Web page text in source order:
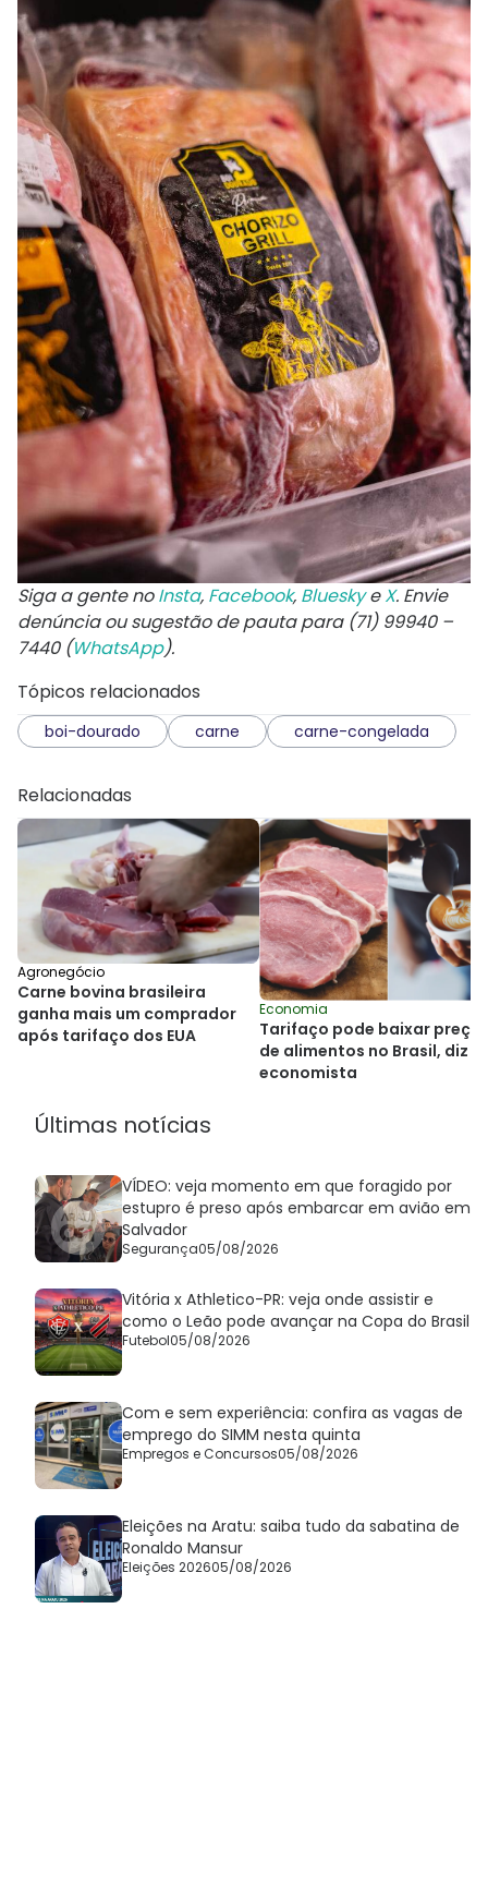
Siga a gente noInsta, Facebook, BlueskyeX. Envie
denúncia ou sugestão de pauta para (71) 99940 –
7440 (WhatsApp).
Tópicos relacionados
boi-dourado carne carne-congelada
Relacionadas
Agronegócio
Carne bovina brasileira
ganha mais um comprador
após tarifaço dos EUA
Economia
Tarifaço pode baixar
de alimentos no Brasil, diz
economista
Últimas notícias
VÍDEO: veja momento em que foragido por
estupro é preso após embarcar em avião em
Salvador
Segurança05/08/2026
Vitória x Athletico-PR: veja onde assistir e
como o Leão pode avançar na Copa do Brasil
Futebol05/08/2026
Com e sem experiência: confira as vagas de
emprego do SIMM nesta quinta
Empregos e Concursos05/08/2026
Eleições na Aratu: saiba tudo da sabatina de
Ronaldo Mansur
Eleições 202605/08/2026